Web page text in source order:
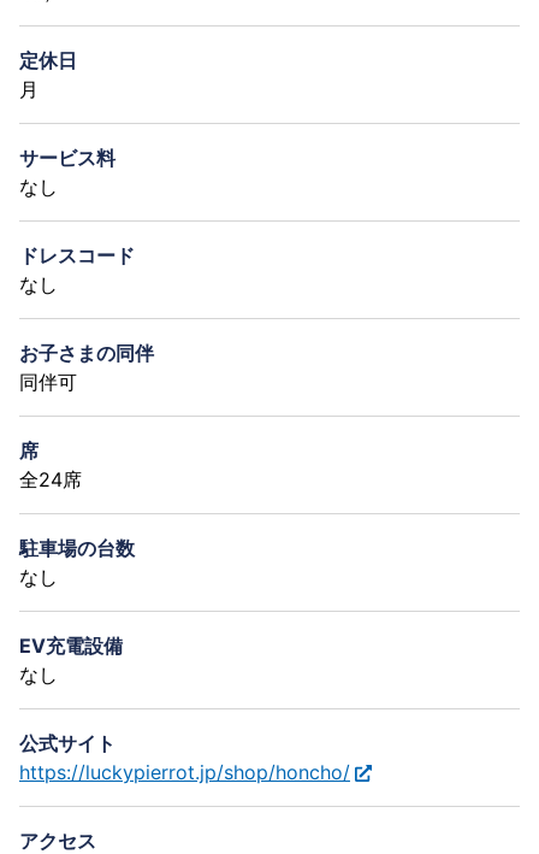
定休日
月
サービス料
なし
ドレスコード
なし
お子さまの同伴
同伴可
席
全24席
駐車場の台数
なし
EV充電設備
なし
公式サイト
https://luckypierrot.jp/shop/honcho/
アクセス